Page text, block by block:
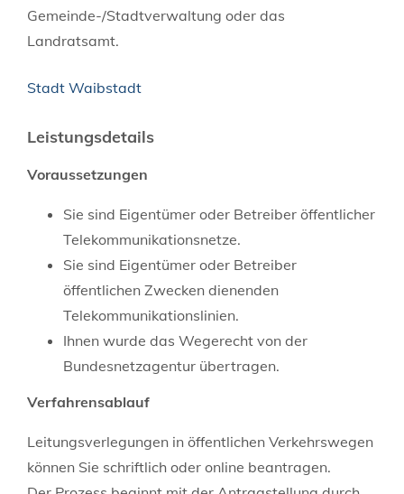
Gemeinde-/Stadtverwaltung oder das
Landratsamt.
Stadt Waibstadt
Leistungsdetails
Voraussetzungen
Sie sind Eigentümer oder Betreiber öffentlicher
Telekommunikationsnetze.
Sie sind Eigentümer oder Betreiber
öffentlichen Zwecken dienenden
Telekommunikationslinien.
Ihnen wurde das Wegerecht von der
Bundesnetzagentur übertragen.
Verfahrensablauf
Leitungsverlegungen in öffentlichen Verkehrswegen
können Sie schriftlich oder online beantragen.